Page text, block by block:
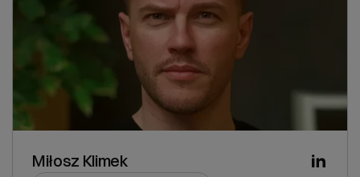
Miłosz Klimek